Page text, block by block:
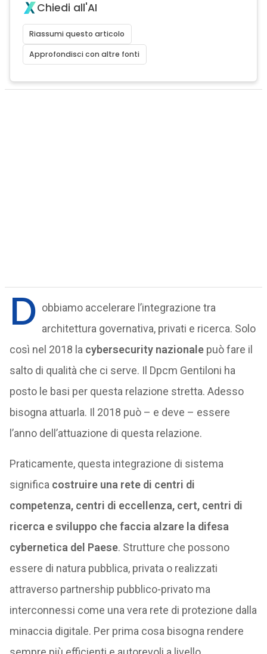
Chiedi all'AI
Riassumi questo articolo
Approfondisci con altre fonti
D obbiamo accelerare l’integrazione tra
architettura governativa, privati e ricerca. Solo
così nel 2018 la cybersecurity nazionalepuò fare il
salto di qualità che ci serve. Il Dpcm Gentiloni ha
posto le basi per questa relazione stretta. Adesso
bisogna attuarla. Il 2018 può – e deve – essere
l’anno dell’attuazione di questa relazione.
Praticamente, questa integrazione di sistema
significa costruire una rete di centri di
competenza, centri di eccellenza, cert, centri di
ricerca e sviluppo che faccia alzare la difesa
cybernetica del Paese. Strutture che possono
essere di natura pubblica, privata o realizzati
attraverso partnership pubblico-privato ma
interconnessi come una vera rete di protezione dalla
minaccia digitale. Per prima cosa bisogna rendere